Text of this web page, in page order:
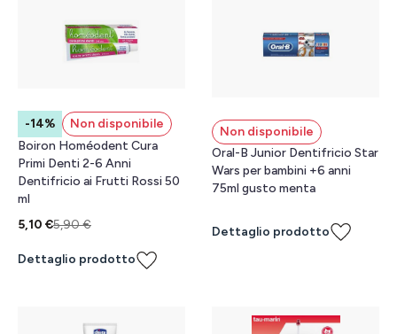
-14%
Non disponibile
Boiron Homéodent Cura
Primi Denti 2-6 Anni
Dentifricio ai Frutti Rossi 50
ml
5,10 €5,90 €
Dettaglio prodotto
Non disponibile
Oral-B Junior Dentifricio Star
Wars per bambini +6 anni
75ml gusto menta
Dettaglio prodotto